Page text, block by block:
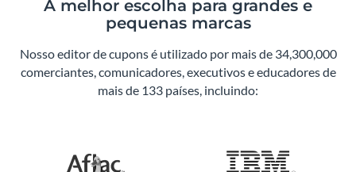
A melhor escolha para grandes e
pequenas marcas
Nosso editor de cupons é utilizado por mais de 34,300,000
comerciantes, comunicadores, executivos e educadores de
mais de 133 países, incluindo: